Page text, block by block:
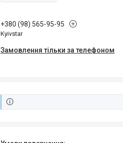
+380 (98) 565-95-95
Kyivstar
Замовлення тільки за телефоном